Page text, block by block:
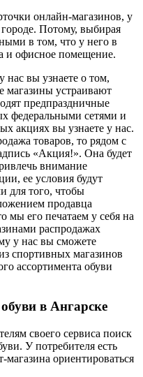
онлайн-магазинов, у
городе. Потому, выбирая
в том, что у него в
и офисное помещение.
вы узнаете о том,
магазины устраивают
предпраздничные
федеральными сетями и
акциях вы узнаете у нас.
товаров, то рядом с
«Акция!». Она будет
внимание
ее условия будут
для того, чтобы
продавца
мы его печатаем у себя на
распродажах
у нас вы сможете
спортивных магазинов
ассортимента обуви
в Ангарске
своего сервиса поиск
У потребителя есть
ориентироваться